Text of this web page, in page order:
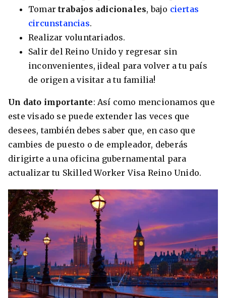
Estudia Desarrollo Web en Toronto
+30 Summer English for Professionals en
Melbourne
Tomartrabajos adicionales, bajo ciertas
circunstancias.
Realizar voluntariados.
Salir del Reino Unido y regresar sin
inconvenientes, ¡ideal para volver a tu país
de origen a visitar a tu familia!
Un dato importante: Así como mencionamos que
este visado se puede extender las veces que
desees, también debes saber que, en caso que
cambies de puesto o de empleador, deberás
dirigirte a una oficina gubernamental para
actualizar tu Skilled Worker Visa Reino Unido.